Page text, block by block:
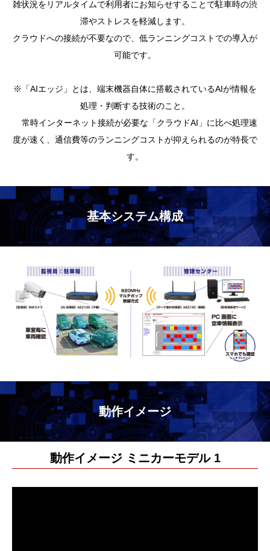
雑状況をリアルタイムで利用者にお知らせすることで駐車時の渋
滞やストレスを軽減します。
クラウドへの接続が不要なので、低ランニングコストでの導入が
可能です。
※「AIエッジ」とは、端末機器自体に搭載されているAIが情報を
処理・判断する技術のこと。
常時インターネット接続が必要な「クラウドAI」に比べ処理速
度が速く、通信費等のランニングコストが抑えられるのが特長で
す。
基本システム構成
動作イメージ
動作イメージ ミニカーモデル 1